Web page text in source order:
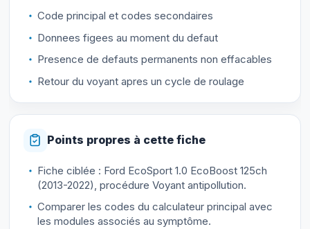
Code principal et codes secondaires
Donnees figees au moment du defaut
Presence de defauts permanents non effacables
Retour du voyant apres un cycle de roulage
Points propres à cette fiche
Fiche ciblée : Ford EcoSport 1.0 EcoBoost 125ch
(2013-2022), procédure Voyant antipollution.
Comparer les codes du calculateur principal avec
les modules associés au symptôme.